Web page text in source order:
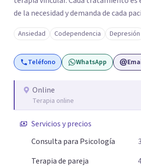
de la necesidad y demanda de cada
ambos vamos ejercer un papel activo
la terapia. Para ello utilizo recursos
flexibles, adaptados al momento y
persona.
Ansiedad Codependencia Depresión
Teléfono WhatsApp
Online
Terapia online
Servicios y precios
Consulta para Psicología
Terapia de pareja